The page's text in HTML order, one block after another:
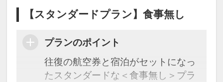
【スタンダードプラン】食事無し
プランのポイント
往復の航空券と宿泊がセットになっ
たスタンダードな＜食事無し＞プラ